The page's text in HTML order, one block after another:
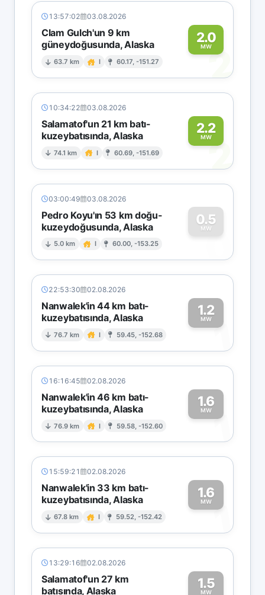
13:57:02 03.08.2026
Clam Gulch'un 9 km
güneydoğusunda, Alaska
63.7 km I 60.17, -151.27
2.0
MW2
10:34:22 03.08.2026
Salamatof'un 21 km batı-
kuzeybatısında, Alaska
74.1 km I 60.69, -151.69
2.2
MW2
03:00:49 03.08.2026
Pedro Koyu'ın 53 km doğu-
kuzeydoğusunda, Alaska
5.0 km I 60.00, -153.25
0.5
MW
0
22:53:30 02.08.2026
Nanwalek'in 44 km batı-
kuzeybatısında, Alaska
76.7 km I 59.45, -152.68
1.2
MW1
16:16:45 02.08.2026
Nanwalek'in 46 km batı-
kuzeybatısında, Alaska
76.9 km I 59.58, -152.60
1.6
MW1
15:59:21 02.08.2026
Nanwalek'in 33 km batı-
kuzeybatısında, Alaska
67.8 km I 59.52, -152.42
1.6
MW1
13:29:16 02.08.2026
Salamatof'un 27 km
batısında, Alaska
1.5
MW